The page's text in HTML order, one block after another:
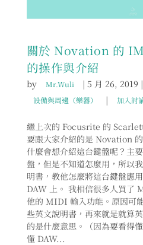
關於 Novation 的
的操作與介紹
by Mr.Wuli |5 月 26, 2019 |
設備與周邊（樂器） | 加入討
繼上次的 Focusrite 的
要跟大家介紹的是 Novation
什麼會想介紹這台鍵盤呢？主
盤，但是不知道怎麼用，所以
明書，教他怎麼將這台鍵盤應
DAW 上。 我相信很多人買了
他的 MIDI 輸入功能。原因可
些英文說明書，再來就是就算
的是什麼意思。（因為要看得
懂 DAW...